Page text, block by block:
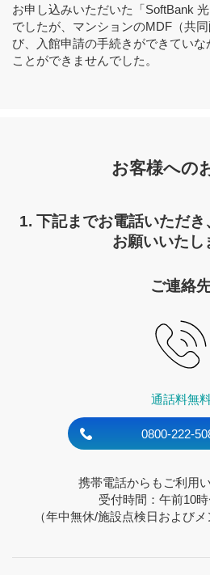
お申し込みいただいた「SoftBank
でしたが、マンションのMDF（共
び、入館申請の手続きができていな
ことができませんでした。
お客様への
1. 下記までお電話いただ
お願いいたし
ご連絡
通話料無
0800-222-
携帯電話からもご利用
受付時間：午前10
（年中無休/施設点検日および